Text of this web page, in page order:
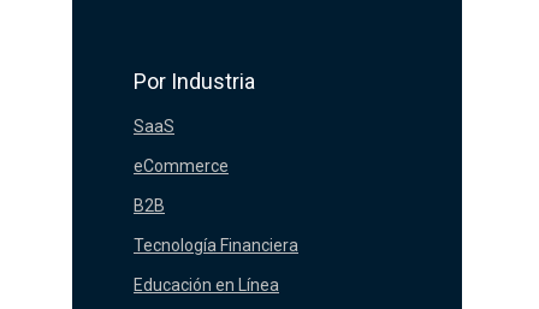
SaaS
Educación en Línea
Tecnología Financiera
B2B
eCommerce
Por Industria